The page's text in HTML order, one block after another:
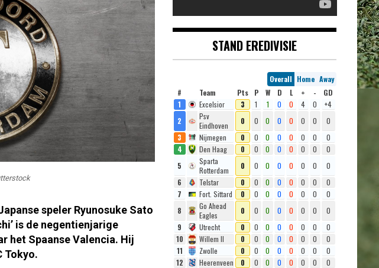
speler Ryunosuke Sato
is de negentienjarige
het Spaanse Valencia. Hij
Tokyo.
STAND EREDIVISIE
Overall Home Away
#
Team Pts P W D L + -
GD
1
Excelsior 3 1 1 0 0 4 0
+4
2
Psv
Eindhoven
0 0 0 0 0 0 0
0
3
Nijmegen 0 0 0 0 0 0 0
0
4
Den Haag 0 0 0 0 0 0 0
0
5
Sparta
Rotterdam
0 0 0 0 0 0 0
0
6
Telstar 0 0 0 0 0 0 0
0
7
Fort. Sittard 0 0 0 0 0 0 0
0
8
Go Ahead
Eagles
0 0 0 0 0 0 0
0
9
Utrecht 0 0 0 0 0 0 0
0
10
Willem II 0 0 0 0 0 0 0
0
11
Zwolle 0 0 0 0 0 0 0
0
12
Heerenveen 0 0 0 0 0 0 0
0